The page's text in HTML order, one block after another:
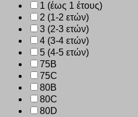
1 (έως 1 έτους)
2 (1-2 ετών)
3 (2-3 ετών)
4 (3-4 ετών)
5 (4-5 ετών)
75B
75C
80B
80C
80D